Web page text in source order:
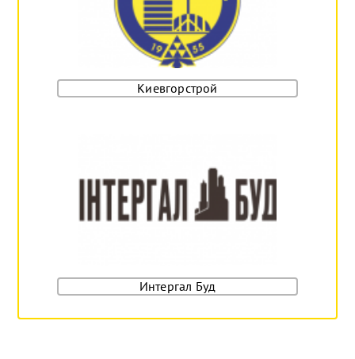
Киевгорстрой
Интергал Буд